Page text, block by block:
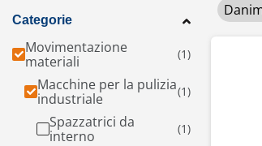
Categorie
Movimentazione
materiali
Macchine per la pulizia
industriale
Spazzatrici da
interno